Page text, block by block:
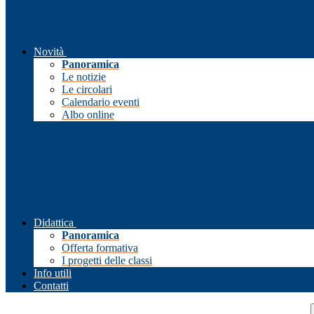
Novità
Panoramica
Le notizie
Le circolari
Calendario eventi
Albo online
Didattica
Panoramica
Offerta formativa
I progetti delle classi
Info utili
Contatti